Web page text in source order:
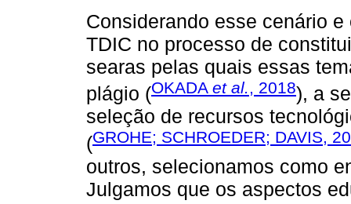
Considerando esse cenário
TDIC no processo de
searas pelas quais essas
plágio (OKADA et al., 2018), a
seleção de recursos
(GROHE; SCHROEDER; DAVIS,
outros, selecionamos como
Julgamos que os aspectos